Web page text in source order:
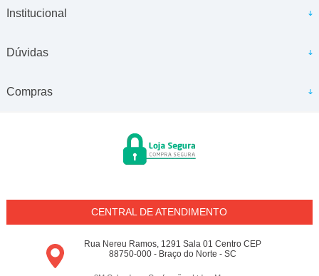
Institucional
Dúvidas
Compras
CENTRAL DE ATENDIMENTO
Rua Nereu Ramos, 1291 Sala 01 Centro CEP
88750-000 - Braço do Norte - SC